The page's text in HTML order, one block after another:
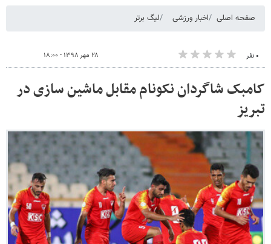
صفحه اصلی اخبار ورزشی لیگ برتر
۰ نفر ۲۸ مهر ۱۳۹۸ - ۱۸:۰۰
کامبک شاگردان نکونام مقابل ماشین سازی در
تبریز